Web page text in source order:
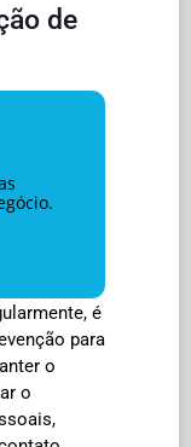
de
é
para
o
o